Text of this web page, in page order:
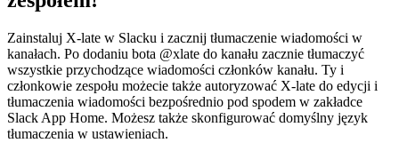
Zainstaluj X-late w Slacku i zacznij tłumaczenie wiadomości w
kanałach. Po dodaniu bota @xlate do kanału zacznie tłumaczyć
wszystkie przychodzące wiadomości członków kanału. Ty i
członkowie zespołu możecie także autoryzować X-late do edycji i
tłumaczenia wiadomości bezpośrednio pod spodem w zakładce
Slack App Home. Możesz także skonfigurować domyślny język
tłumaczenia w ustawieniach.